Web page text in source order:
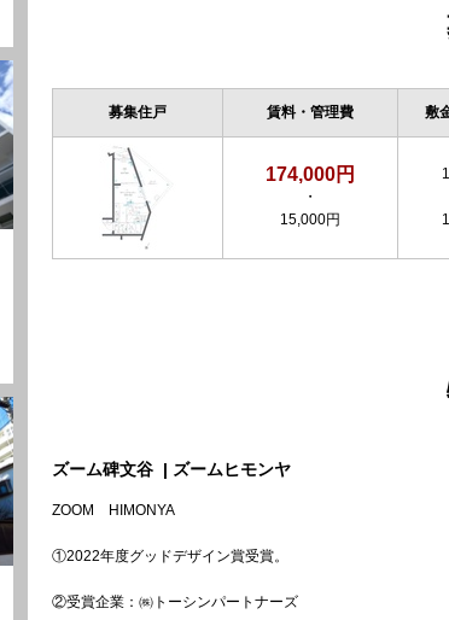
募集住戸 賃料・管理費 敷
174,000円
・
15,000円
ズーム碑文谷 | ズームヒモンヤ
ZOOM HIMONYA
①2022年度グッドデザイン賞受賞。
②受賞企業：㈱トーシンパートナーズ